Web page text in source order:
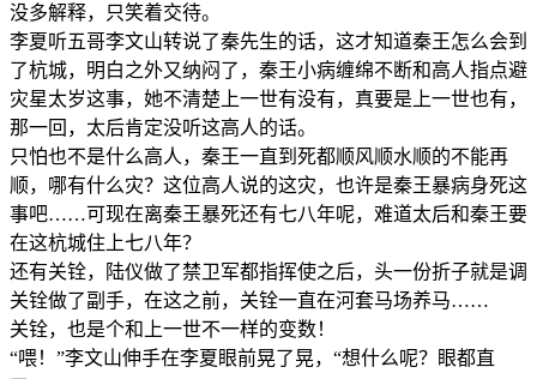
没多解释，只笑着交待。
李夏听五哥李文山转说了秦先生的话，这才知道秦王怎么会到
了杭城，明白之外又纳闷了，秦王小病缠绵不断和高人指点避
灾星太岁这事，她不清楚上一世有没有，真要是上一世也有，
那一回，太后肯定没听这高人的话。
只怕也不是什么高人，秦王一直到死都顺风顺水顺的不能再
顺，哪有什么灾？这位高人说的这灾，也许是秦王暴病身死这
事吧……可现在离秦王暴死还有七八年呢，难道太后和秦王要
在这杭城住上七八年？
还有关铨，陆仪做了禁卫军都指挥使之后，头一份折子就是调
关铨做了副手，在这之前，关铨一直在河套马场养马……
关铨，也是个和上一世不一样的变数！
“喂！”李文山伸手在李夏眼前晃了晃，“想什么呢？眼都直